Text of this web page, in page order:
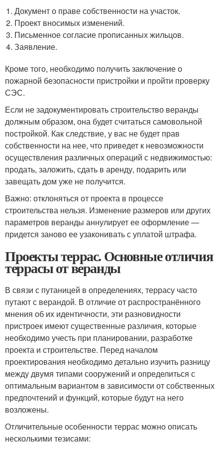
Документ о праве собственности на участок.
Проект вносимых изменений.
Письменное согласие прописанных жильцов.
Заявление.
Кроме того, необходимо получить заключение о
пожарной безопасности пристройки и пройти проверку
СЭС.
Если не задокументировать строительство веранды
должным образом, она будет считаться самовольной
постройкой. Как следствие, у вас не будет прав
собственности на нее, что приведет к невозможности
осуществления различных операций с недвижимостью:
продать, заложить, сдать в аренду, подарить или
завещать дом уже не получится.
Важно: отклоняться от проекта в процессе
строительства нельзя. Изменение размеров или других
параметров веранды аннулирует ее оформление —
придется заново ее узаконивать с уплатой штрафа.
Проекты террас. Основные отличия
террасы от веранды
В связи с путаницей в определениях, террасу часто
путают с верандой. В отличие от распространённого
мнения об их идентичности, эти разновидности
пристроек имеют существенные различия, которые
необходимо учесть при планировании, разработке
проекта и строительстве. Перед началом
проектирования необходимо детально изучить разницу
между двумя типами сооружений и определиться с
оптимальным вариантом в зависимости от собственных
предпочтений и функций, которые будут на него
возложены.
Отличительные особенности террас можно описать
несколькими тезисами: